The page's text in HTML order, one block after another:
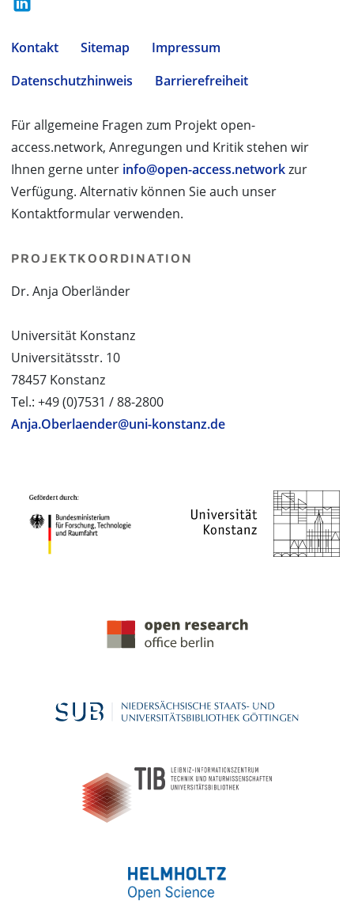
Kontakt Sitemap
Impressum
Datenschutzhinweis
Barrierefreiheit
Für allgemeine Fragen zum Projekt open-
access.network, Anregungen und Kritik stehen wir
Ihnen gerne unter info@open-access.networkzur
Verfügung. Alternativ können Sie auch unser
Kontaktformular verwenden.
PROJEKTKOORDINATION
Dr. Anja Oberländer
Universität Konstanz
Universitätsstr. 10
78457 Konstanz
Tel.: +49 (0)7531 / 88-2800
Anja.Oberlaender@uni-konstanz.de